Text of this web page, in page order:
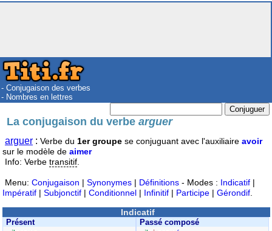
- Conjugaison des verbes
- Nombres en lettres
La conjugaison du verbearguer
arguer : Verbe du 1er groupe se conjuguant avec l'auxiliaire avoir
sur le modèle de aimer
Info: Verbe transitif
Menu: Conjugaison | Synonymes | Définitions - Modes : Indicatif |
Impératif | Subjonctif | Conditionnel | Infinitif | Participe | Gérondif
Indicatif
Présent
Passé composé